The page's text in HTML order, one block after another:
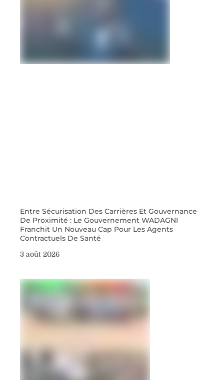
Entre Sécurisation Des Carrières Et Gouvernance
De Proximité : Le Gouvernement WADAGNI
Franchit Un Nouveau Cap Pour Les Agents
Contractuels De Santé
3 août 2026